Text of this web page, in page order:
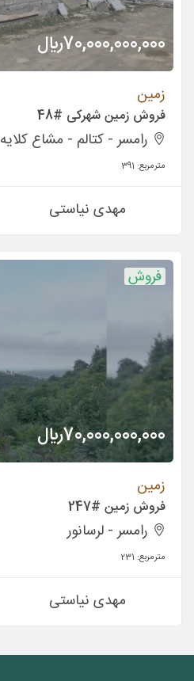
70,000,000,000ريال
زمین
فروش زمین شهرکی #48
رامسر - کتالم - مشاع كلايه
مترمربع: 391
مهدی نیاستی
فروش
70,000,000,000ريال
زمین
فروش زمین #247
رامسر - لرسانور
مترمربع: 231
مهدی نیاستی